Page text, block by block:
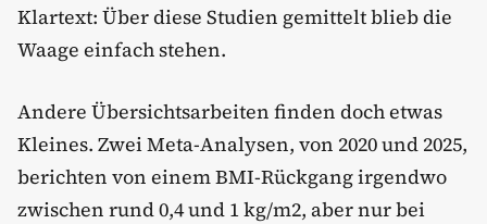
Klartext: Über diese Studien gemittelt blieb die
Waage einfach stehen.
Andere Übersichtsarbeiten finden doch etwas
Kleines. Zwei Meta-Analysen, von 2020 und 2025,
berichten von einem BMI-Rückgang irgendwo
zwischen rund 0,4 und 1 kg/m2, aber nur bei